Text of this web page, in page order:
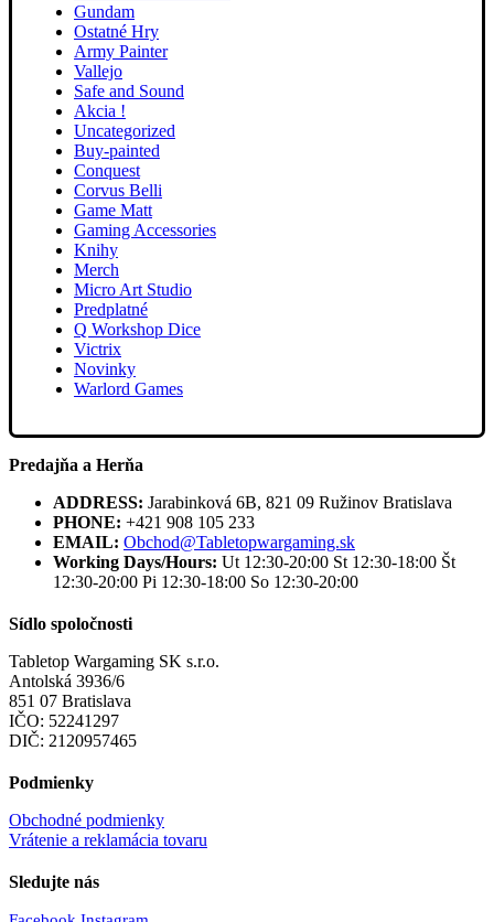
Gundam
Ostatné Hry
Army Painter
Vallejo
Safe and Sound
Akcia !
Uncategorized
Buy-painted
Conquest
Corvus Belli
Game Matt
Gaming Accessories
Knihy
Merch
Micro Art Studio
Predplatné
Q Workshop Dice
Victrix
Novinky
Warlord Games
Predajňa a Herňa
ADDRESS: Jarabinková 6B, 821 09 Ružinov Bratislava
PHONE: +421 908 105 233
EMAIL: Obchod@Tabletopwargaming.sk
Working Days/Hours: Ut 12:30-20:00 St 12:30-18:00 Št
12:30-20:00 Pi 12:30-18:00 So 12:30-20:00
Sídlo spoločnosti
Tabletop Wargaming SK s.r.o.
Antolská 3936/6
851 07 Bratislava
IČO: 52241297
DIČ: 2120957465
Podmienky
Obchodné podmienky
Vrátenie a reklamácia tovaru
Sledujte nás